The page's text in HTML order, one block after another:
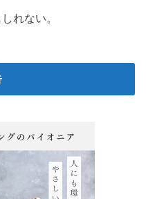
れない。